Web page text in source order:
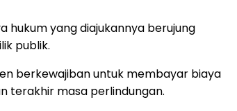
hukum yang diajukannya berujung
publik.
berkewajiban untuk membayar biaya
terakhir masa perlindungan.